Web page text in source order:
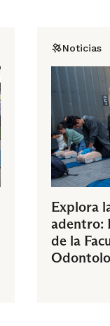
Noticias
Explora
adentro:
de la